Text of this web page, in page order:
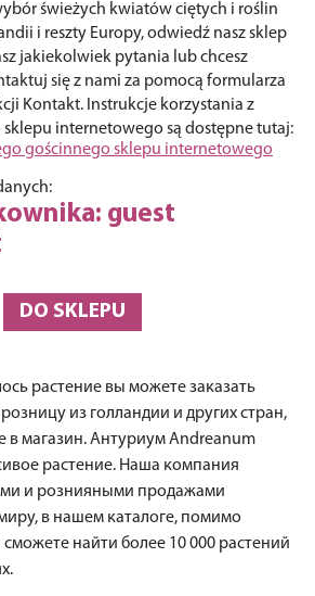
świeżych kwiatów ciętych i roślin
i reszty Europy, odwiedź nasz sklep
jakiekolwiek pytania lub chcesz
się z nami za pomocą formularza
Kontakt. Instrukcje korzystania z
sklepu internetowego są dostępne tutaj:
gościnnego sklepu internetowego
guest
DO SKLEPU
растение вы можете заказать
из голландии и других стран,
в магазин. Антуриум Andreanum
растение. Наша компания
и рознияными продажами
в нашем каталоге, помимо
найти более 10 000 растений